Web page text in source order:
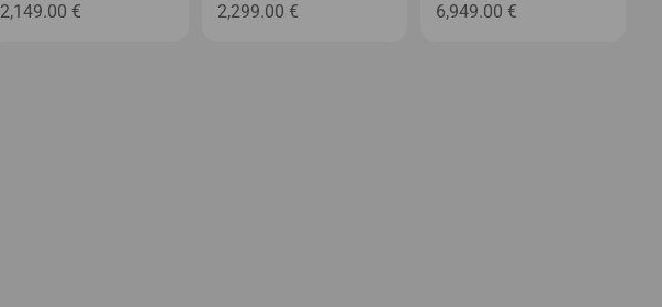
2,149.00 € 2,299.00 € 6,949.00 €